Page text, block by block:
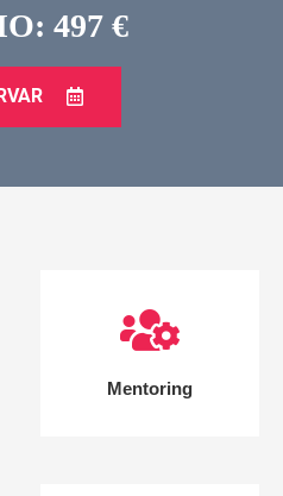
497 €
Mentoring